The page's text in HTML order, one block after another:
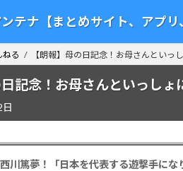
テナ【まとめサイト、アプリ
ねる 【朗報】母の日記念！お母さんといっ
日記念！お母さんといっし
川篤夢！「日本を代表する遊撃手にな